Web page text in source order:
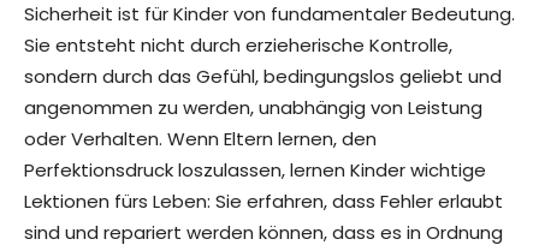
Sicherheit ist für Kinder von fundamentaler Bedeutung.
Sie entsteht nicht durch erzieherische Kontrolle,
sondern durch das Gefühl, bedingungslos geliebt und
angenommen zu werden, unabhängig von Leistung
oder Verhalten. Wenn Eltern lernen, den
Perfektionsdruck loszulassen, lernen Kinder wichtige
Lektionen fürs Leben: Sie erfahren, dass Fehler erlaubt
sind und repariert werden können, dass es in Ordnung